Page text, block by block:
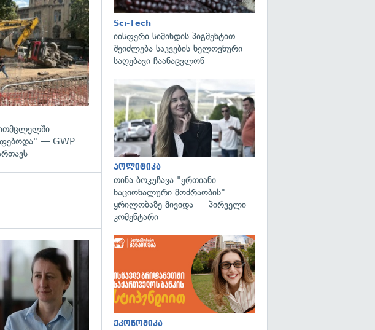
გადახედვა
— GWP
Sci-Tech
იისფერი სიმინდის პიგმენტით
შეიძლება საკვების ხელოვნური
საღებავი ჩაანაცვლონ
პოლიტიკა
თინა ბოკუჩავა "ერთიანი
ნაციონალური მოძრაობის"
ყრილობაზე მივიდა — პირველი
კომენტარი
ეკონომიკა